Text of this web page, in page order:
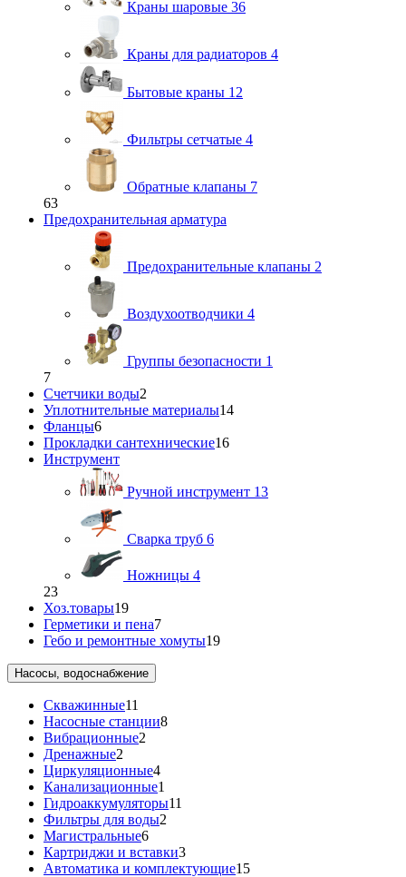
Краны шаровые 36
Краны для радиаторов 4
Бытовые краны 12
Фильтры сетчатые 4
Обратные клапаны 7
63
Предохранительная арматура
Предохранительные клапаны 2
Воздухоотводчики 4
Группы безопасности 1
7
Счетчики воды2
Уплотнительные материалы14
Фланцы6
Прокладки сантехнические16
Инструмент
Ручной инструмент 13
Сварка труб 6
Ножницы 4
23
Хоз.товары19
Герметики и пена7
Гебо и ремонтные хомуты19
Насосы, водоснабжение
Скважинные11
Насосные станции8
Вибрационные2
Дренажные2
Циркуляционные4
Канализационные1
Гидроаккумуляторы11
Фильтры для воды2
Магистральные6
Картриджи и вставки3
Автоматика и комплектующие15